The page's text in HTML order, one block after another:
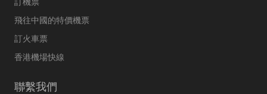
訂機票
飛往中國的特價機票
訂火車票
香港機場快線
聯繫我們